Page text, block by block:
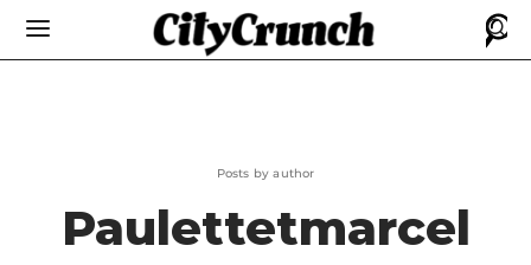
Posts by author
Paulettetmarcel